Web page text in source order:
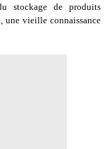
stockage de produits
une vieille connaissance